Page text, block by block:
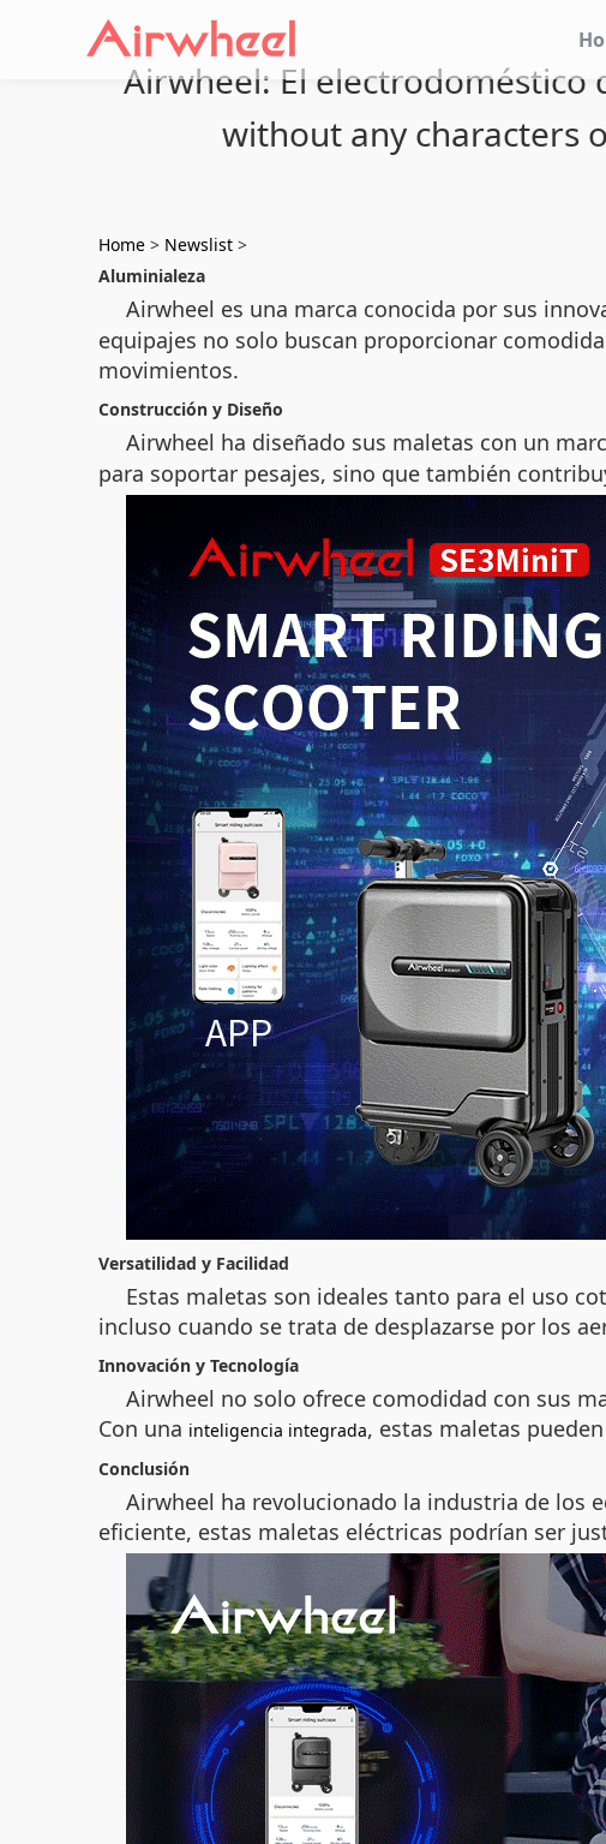
Airwheel: El electrodoméstico
without any characters
Home > Newslist >
Aluminialeza
Airwheel es una marca conocida por sus
equipajes no solo buscan proporcionar
movimientos.
Construcción y Diseño
Airwheel ha diseñado sus maletas con un
para soportar pesajes, sino que también
Versatilidad y Facilidad
Estas maletas son ideales tanto para el uso
incluso cuando se trata de desplazarse por los
Innovación y Tecnología
Airwheel no solo ofrece comodidad con sus
Con una inteligencia integrada, estas maletas
Conclusión
Airwheel ha revolucionado la industria de los
eficiente, estas maletas eléctricas podrían ser